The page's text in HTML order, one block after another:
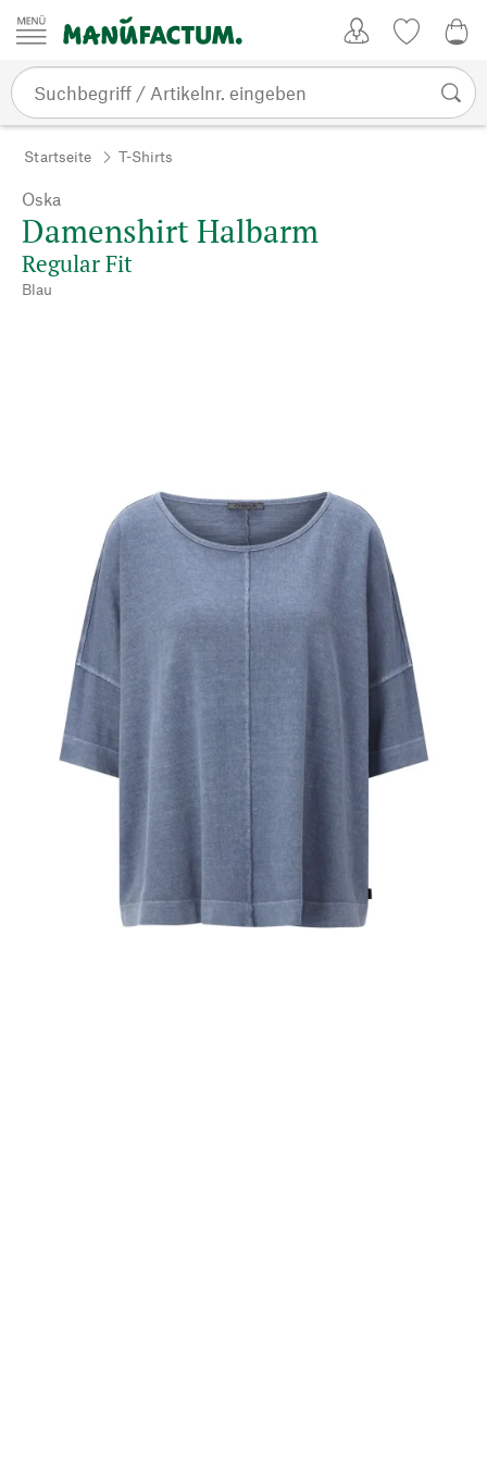
Zum Inhalt springen
Startseite T-Shirts
Oska
Damenshirt Halbarm
Regular Fit
Blau